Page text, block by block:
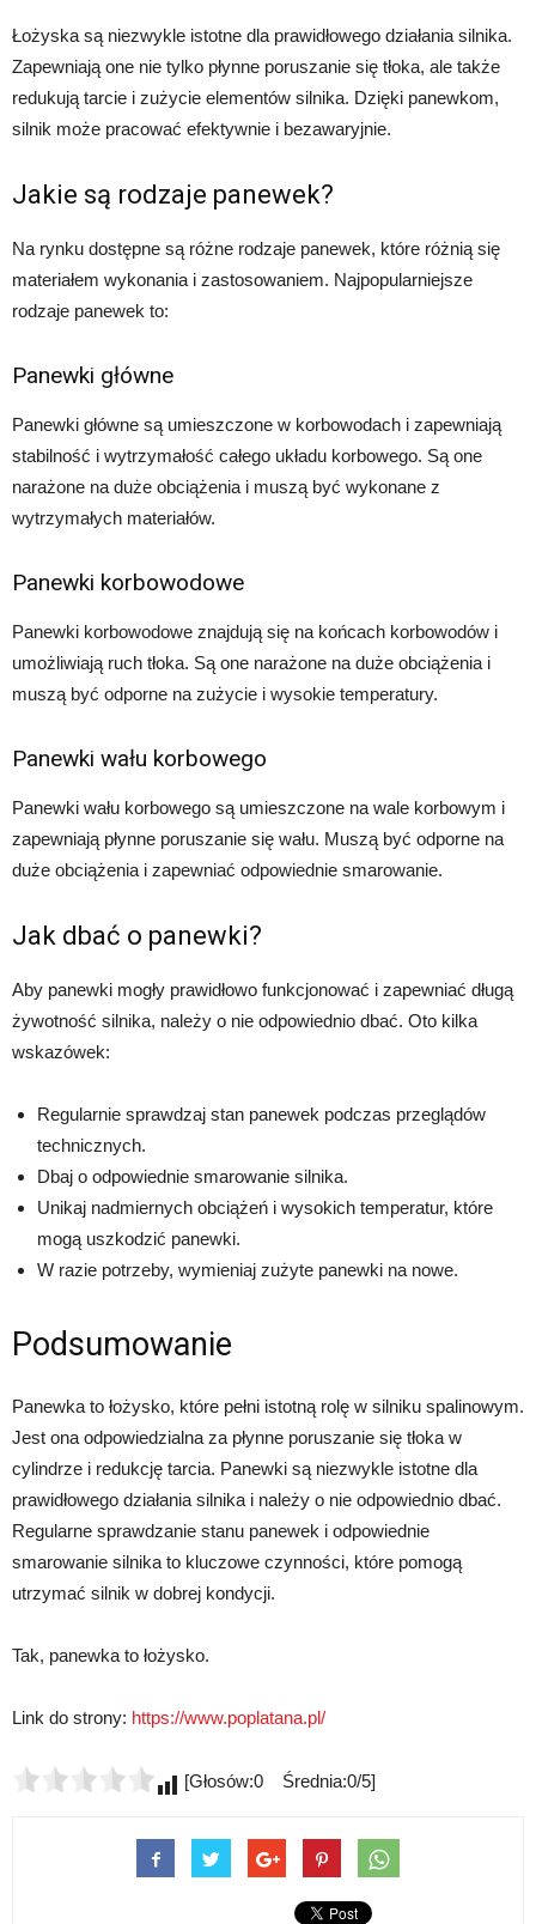
Łożyska są niezwykle istotne dla prawidłowego działania silnika.
Zapewniają one nie tylko płynne poruszanie się tłoka, ale także
redukują tarcie i zużycie elementów silnika. Dzięki panewkom,
silnik może pracować efektywnie i bezawaryjnie.
Jakie są rodzaje panewek?
Na rynku dostępne są różne rodzaje panewek, które różnią się
materiałem wykonania i zastosowaniem. Najpopularniejsze
rodzaje panewek to:
Panewki główne
Panewki główne są umieszczone w korbowodach i zapewniają
stabilność i wytrzymałość całego układu korbowego. Są one
narażone na duże obciążenia i muszą być wykonane z
wytrzymałych materiałów.
Panewki korbowodowe
Panewki korbowodowe znajdują się na końcach korbowodów i
umożliwiają ruch tłoka. Są one narażone na duże obciążenia i
muszą być odporne na zużycie i wysokie temperatury.
Panewki wału korbowego
Panewki wału korbowego są umieszczone na wale korbowym i
zapewniają płynne poruszanie się wału. Muszą być odporne na
duże obciążenia i zapewniać odpowiednie smarowanie.
Jak dbać o panewki?
Aby panewki mogły prawidłowo funkcjonować i zapewniać długą
żywotność silnika, należy o nie odpowiednio dbać. Oto kilka
wskazówek:
Regularnie sprawdzaj stan panewek podczas przeglądów
technicznych.
Dbaj o odpowiednie smarowanie silnika.
Unikaj nadmiernych obciążeń i wysokich temperatur, które
mogą uszkodzić panewki.
W razie potrzeby, wymieniaj zużyte panewki na nowe.
Podsumowanie
Panewka to łożysko, które pełni istotną rolę w silniku spalinowym.
Jest ona odpowiedzialna za płynne poruszanie się tłoka w
cylindrze i redukcję tarcia. Panewki są niezwykle istotne dla
prawidłowego działania silnika i należy o nie odpowiednio dbać.
Regularne sprawdzanie stanu panewek i odpowiednie
smarowanie silnika to kluczowe czynności, które pomogą
utrzymać silnik w dobrej kondycji.
Tak, panewka to łożysko.
Link do strony: https://www.poplatana.pl/
[Głosów:0 Średnia:0/5]